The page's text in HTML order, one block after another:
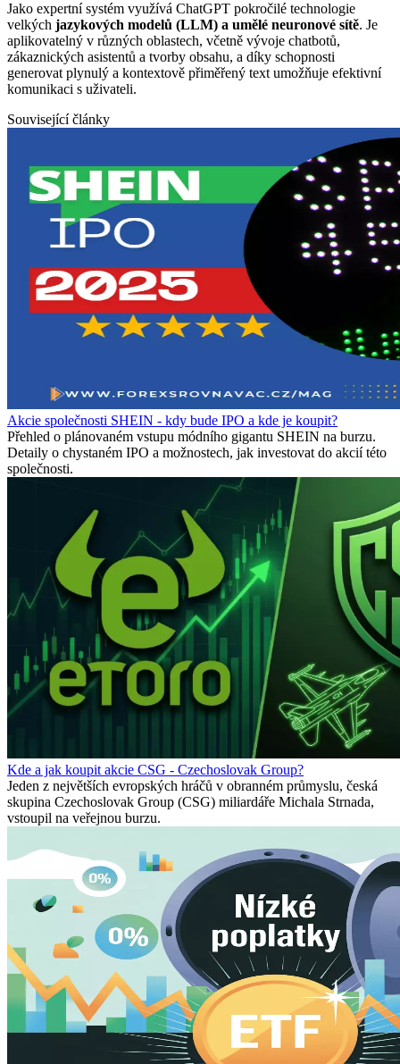
Jako expertní systém využívá ChatGPT pokročilé technologie
velkých jazykových modelů (LLM) a umělé neuronové sítě. Je
aplikovatelný v různých oblastech, včetně vývoje chatbotů,
zákaznických asistentů a tvorby obsahu, a díky schopnosti
generovat plynulý a kontextově přiměřený text umožňuje efektivní
komunikaci s uživateli.
Související články
Akcie společnosti SHEIN - kdy bude IPO a kde je koupit?
Přehled o plánovaném vstupu módního gigantu SHEIN na burzu.
Detaily o chystaném IPO a možnostech, jak investovat do akcií této
společnosti.
Kde a jak koupit akcie CSG - Czechoslovak Group?
Jeden z největších evropských hráčů v obranném průmyslu, česká
skupina Czechoslovak Group (CSG) miliardáře Michala Strnada,
vstoupil na veřejnou burzu.